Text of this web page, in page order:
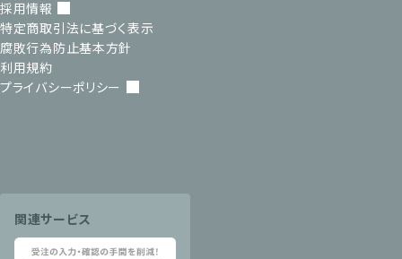
採用情報
特定商取引法に基づく表示
腐敗行為防止基本方針
利用規約
プライバシーポリシー
関連サービス